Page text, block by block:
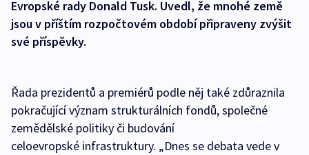
Evropské rady Donald Tusk. Uvedl, že mnohé země
jsou v příštím rozpočtovém období připraveny zvýšit
své příspěvky.
Řada prezidentů a premiérů podle něj také zdůraznila
pokračující význam strukturálních fondů, společné
zemědělské politiky či budování
celoevropské infrastruktury. „Dnes se debata vede v